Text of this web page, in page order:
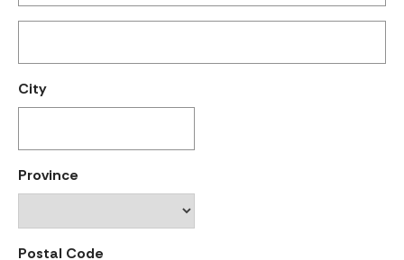
City
Province
Postal Code